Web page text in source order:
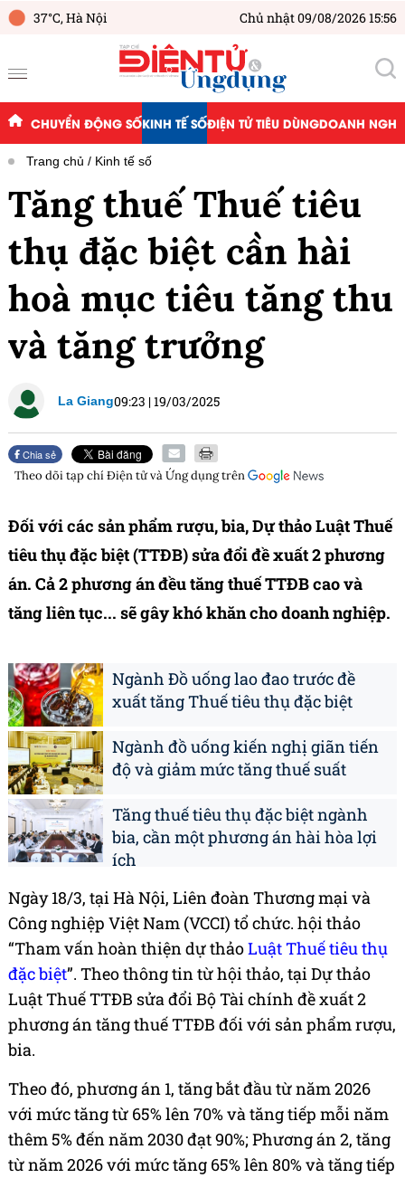
37°C,Hà Nội Chủ nhật 09/08/2026 15:56
CHUYỂN ĐỘNG SỐKINH TẾ SỐĐIỆN TỬ TIÊU DÙNGDOANH
Trang chủ Kinh tế số
Tăng thuế Thuế tiêu
thụ đặc biệt cần hài
hoà mục tiêu tăng thu
và tăng trưởng
La Giang09:23 |19/03/2025
Chia sẻ
Theo dõi tạp chíĐiện tử và Ứng dụngtrên
Đối với các sản phẩm rượu, bia, Dự thảo Luật Thuế
tiêu thụ đặc biệt (TTĐB) sửa đổi đề xuất 2 phương
án. Cả 2 phương án đều tăng thuế TTĐB cao và
tăng liên tục... sẽ gây khó khăn cho doanh nghiệp.
Ngành Đồ uống lao đao trước đề
xuất tăng Thuế tiêu thụ đặc biệt
Ngành đồ uống kiến nghị giãn tiến
độ và giảm mức tăng thuế suất
Tăng thuế tiêu thụ đặc biệt ngành
bia, cần một phương án hài hòa lợi
ích
Ngày 18/3, tại Hà Nội, Liên đoàn Thương mại và
Công nghiệp Việt Nam (VCCI) tổ chức. hội thảo
“Tham vấn hoàn thiện dự thảoLuật Thuế tiêu thụ
đặc biệt”. Theo thông tin từ hội thảo, tại Dự thảo
Luật Thuế TTĐB sửa đổi Bộ Tài chính đề xuất 2
phương án tăng thuế TTĐB đối với sản phẩm rượu,
bia.
Theo đó, phương án 1, tăng bắt đầu từ năm 2026
với mức tăng từ 65% lên 70% và tăng tiếp mỗi năm
thêm 5% đến năm 2030 đạt 90%; Phương án 2, tăng
từ năm 2026 với mức tăng 65% lên 80% và tăng tiếp